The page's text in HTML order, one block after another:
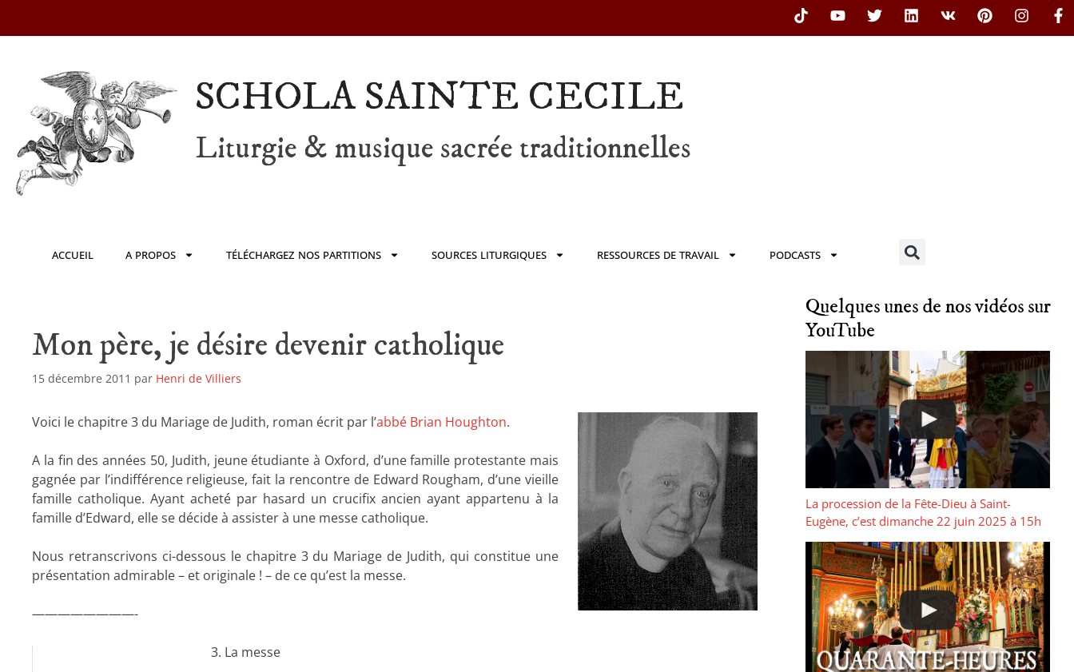
SCHOLA SAINTE CECILE
Liturgie & musique sacrée traditionnelles
ACCUEIL A PROPOS TÉLÉCHARGEZ NOS PARTITIONS SOURCES LITURGIQUES RESSOURCES DE TRAVAIL PODCASTS
Mon père, je désire devenir catholique
15 décembre 2011 par Henri de Villiers
Voici le chapitre 3 du Mariage de Judith, roman écrit par l’abbé Brian Houghton.
A la fin des années 50, Judith, jeune étudiante à Oxford, d’une famille protestante mais
gagnée par l’indifférence religieuse, fait la rencontre de Edward Rougham, d’une vieille
famille catholique. Ayant acheté par hasard un crucifix ancien ayant appartenu à la
famille d’Edward, elle se décide à assister à une messe catholique.
Nous retranscrivons ci-dessous le chapitre 3 du Mariage de Judith, qui constitue une
présentation admirable – et originale ! – de ce qu’est la messe.
————————-
3. La messe
Quelques unes de nos vidéos sur
YouTube
La procession de la Fête-Dieu à Saint-
Eugène, c’est dimanche 22 juin 2025 à 15h